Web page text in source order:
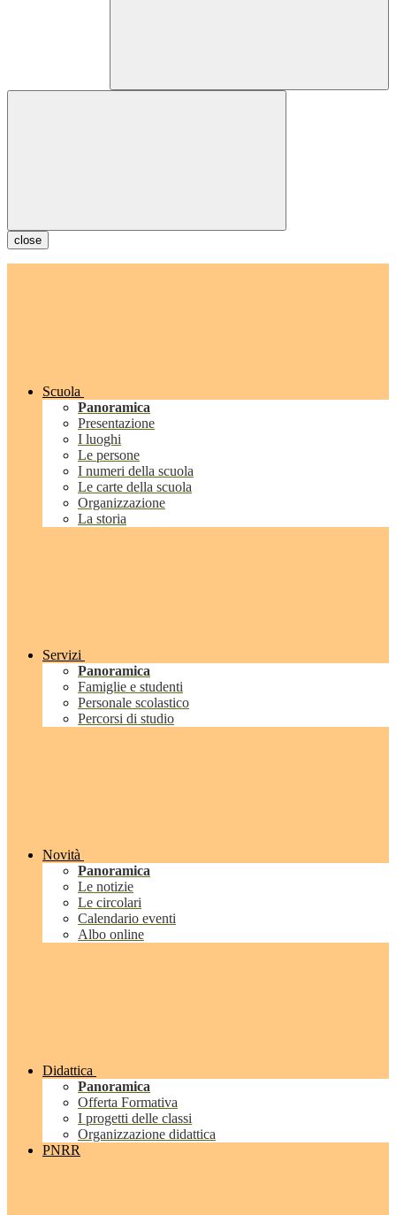
close
Scuola
Panoramica
Presentazione
I luoghi
Le persone
I numeri della scuola
Le carte della scuola
Organizzazione
La storia
Servizi
Panoramica
Famiglie e studenti
Personale scolastico
Percorsi di studio
Novità
Panoramica
Le notizie
Le circolari
Calendario eventi
Albo online
Didattica
Panoramica
Offerta Formativa
I progetti delle classi
Organizzazione didattica
PNRR